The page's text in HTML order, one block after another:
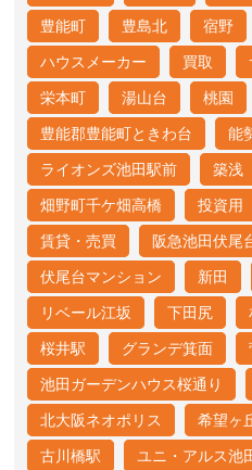
豊能町 豊島北 宿野
ハウスメーカー 買取
栄本町 湯山台 桃園
豊能郡豊能町ときわ台 能
ライオンズ池田駅前 築浅
畑野町千ケ畑高橋 投資用
賃貸・売買 阪急池田伏尾
伏尾台マンション 新田
リベール江坂 下田尻
桜井駅 グランデ箕面
池田ガーデンハウス桜通り
北大阪ネオポリス 希望ヶ
古川橋駅 ユニ・アルス池